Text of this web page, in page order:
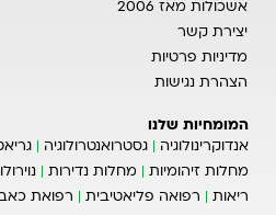
אשכולות מאז 2006
יצירת קשר
מדיניות פרטיות
הצהרת נגישות
המומחיות שלנו
אנדוקרינולוגיה
גסטרואנטרולוגיה
מחלות זיהומיות
מחלות נדירות
ריאות
רפואה פליאטיבית רפואת